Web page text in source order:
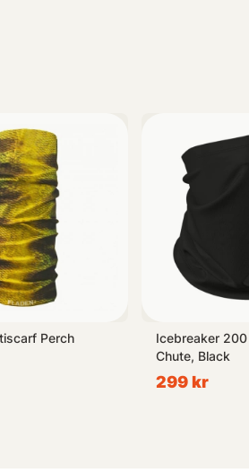
vill hålla värmen under kyligare
dina specifika behov. Välj bland olika
i några multiverksamma
vad de söker efter.
Perch
Icebreaker
Chute, Black
299 kr